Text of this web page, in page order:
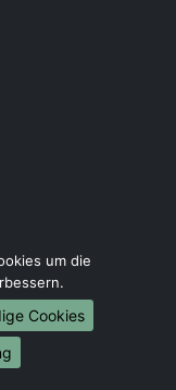
um die
Cookies